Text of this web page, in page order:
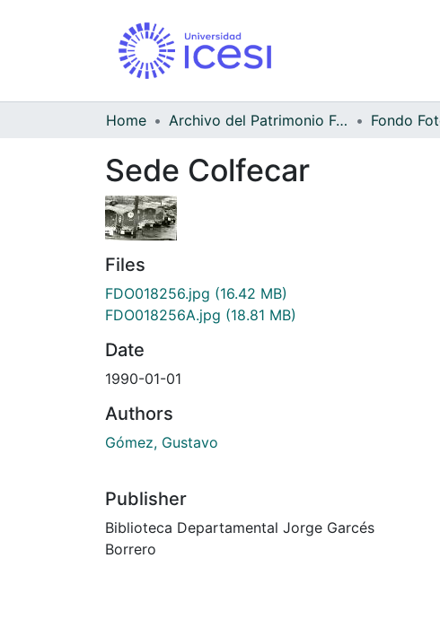
Home Archivo del Patrimonio Fotográfico y Fílmico del Valle del Cauca
Sede Colfecar
Files
FDO018256.jpg (16.42 MB)
FDO018256A.jpg (18.81 MB)
Date
1990-01-01
Authors
Gómez, Gustavo
Publisher
Biblioteca Departamental Jorge Garcés
Borrero